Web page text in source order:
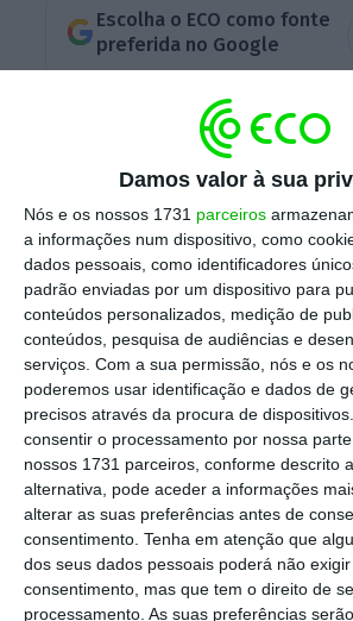
Damos valor à sua
Nós e os nossos 1731 parceiros
a informações num dispositivo, como
dados pessoais, como identificadores
padrão enviadas por um dispositivo para
conteúdos personalizados, medição de
conteúdos, pesquisa de audiências e
serviços. Com a sua permissão, nós e os
poderemos usar identificação e dados de
precisos através da procura de
consentir o processamento por nossa
nossos 1731 parceiros, conforme descrito
alternativa, pode aceder a informações
alterar as suas preferências antes de
consentimento. Tenha em atenção que
dos seus dados pessoais poderá não
consentimento, mas que tem o direito de
processamento. As suas preferências
Escolha o ECO como fonte
preferida no Google
10 números que ajudam a explicar a
Ler Mais
Entre os educadores de infância
auxiliares empregados na União
entre julho e setembro de
mulheres, o que faz desta a
maior representação feminina.
profissionais de enfermagem e
(89%) e os professores do
(88%).
O top 5 das ocupações com